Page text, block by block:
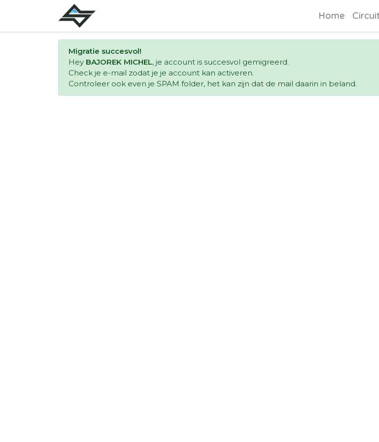
Home
Migratie succesvol!
Hey BAJOREK MICHEL, je account is succesvol gemigreerd.
Check je e-mail zodat je je account kan activeren.
Controleer ook even je SPAM folder, het kan zijn dat de mail daarin in beland.